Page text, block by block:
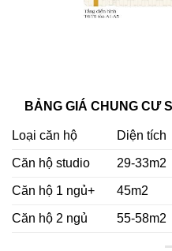
BẢNG GIÁ CHUNG CƯ
Loại căn hộ Diện tích
Căn hộ studio 29-33m2
Căn hộ 1 ngủ+ 45m2
Căn hộ 2 ngủ 55-58m2